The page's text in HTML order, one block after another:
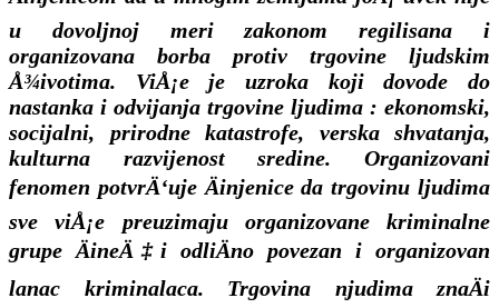
u dovoljnoj meri zakonom regilisana i
organizovana borba protiv trgovine ljudskim
Å¾ivotima. ViÅ¡e je uzroka koji dovode do
nastanka i odvijanja trgovine ljudima : ekonomski,
socijalni, prirodne katastrofe, verska shvatanja,
kulturna razvijenost sredine. Organizovani
fenomen potvrÄ‘uje Äinjenice da trgovinu ljudima
sve viÅ¡e preuzimaju organizovane kriminalne
grupe ÄineÄ‡i odliÄno povezan i organizovan
lanac kriminalaca. Trgovina njudima znaÄi